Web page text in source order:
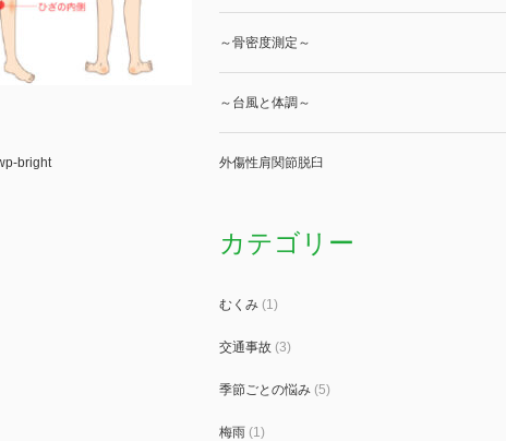
bright
～骨密度測定～
～台風と体調～
外傷性肩関節脱臼
カテゴリー
むくみ(1)
交通事故(3)
季節ごとの悩み(5)
梅雨(1)